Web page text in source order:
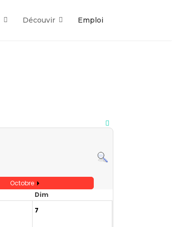
Découvir Emploi
Octobre
Dim
7